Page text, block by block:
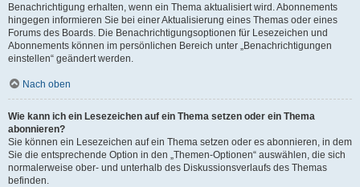
Benachrichtigung erhalten, wenn ein Thema aktualisiert wird. Abonnements
hingegen informieren Sie bei einer Aktualisierung eines Themas oder eines
Forums des Boards. Die Benachrichtigungsoptionen für Lesezeichen und
Abonnements können im persönlichen Bereich unter „Benachrichtigungen
einstellen“ geändert werden.
Nach oben
Wie kann ich ein Lesezeichen auf ein Thema setzen oder ein Thema
abonnieren?
Sie können ein Lesezeichen auf ein Thema setzen oder es abonnieren, in dem
Sie die entsprechende Option in den „Themen-Optionen“ auswählen, die sich
normalerweise ober- und unterhalb des Diskussionsverlaufs des Themas
befinden.